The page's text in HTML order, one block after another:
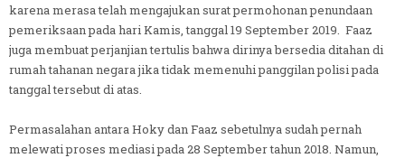
karena merasa telah mengajukan surat permohonan penundaan
pemeriksaan pada hari Kamis, tanggal 19 September 2019. Faaz
juga membuat perjanjian tertulis bahwa dirinya bersedia ditahan di
rumah tahanan negara jika tidak memenuhi panggilan polisi pada
tanggal tersebut di atas.
Permasalahan antara Hoky dan Faaz sebetulnya sudah pernah
melewati proses mediasi pada 28 September tahun 2018. Namun,